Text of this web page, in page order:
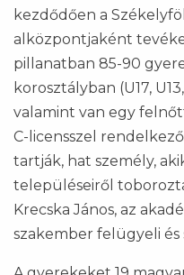
kezdődően a
alközpontjaként
pillanatban 85-90
korosztályban (U17,
valamint van egy
C-licensszel
tartják, hat személy,
településeiről
Krecska János, az
szakember felügyeli és